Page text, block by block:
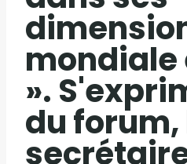
mondiale
».
du forum,